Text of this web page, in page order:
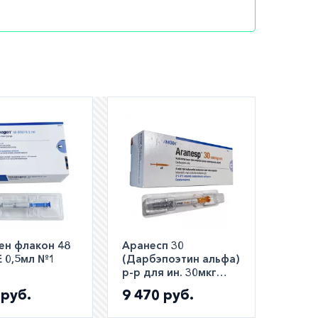
этим
время
флакон 48
0,5мл №1
Аранесп 30
(Дарбэпоэтин альфа)
р-р для ин. 30мкг
0,3мл шприц №1
9 470 руб.